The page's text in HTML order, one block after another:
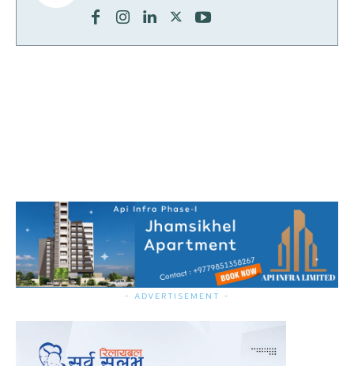
- ADVERTISEMENT -